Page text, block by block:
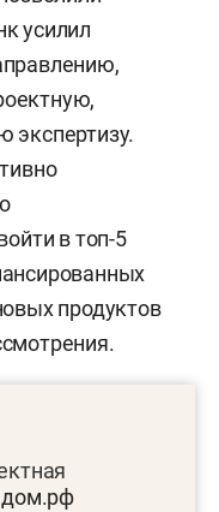
усилил
экспертизу.
в топ-5
продуктов